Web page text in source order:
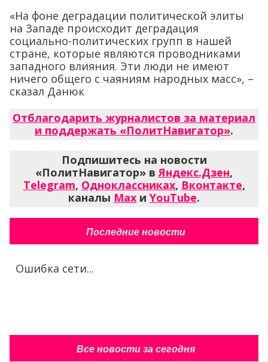
«На фоне деградации политической элиты
на Западе происходит деградация
социально-политических групп в нашей
стране, которые являются проводниками
западного влияния. Эти люди не имеют
ничего общего с чаяниям народных масс», –
сказал Данюк
Отблагодарить журналистов за материал
и поддержать «ПолитНавигатор».
Подпишитесь на новости
«ПолитНавигатор» в Яндекс.Дзен,
Telegram, Одноклассниках, Вконтакте,
каналы Max и YouTube.
Последние новости
Ошибка сети...
Все новости за сегодня